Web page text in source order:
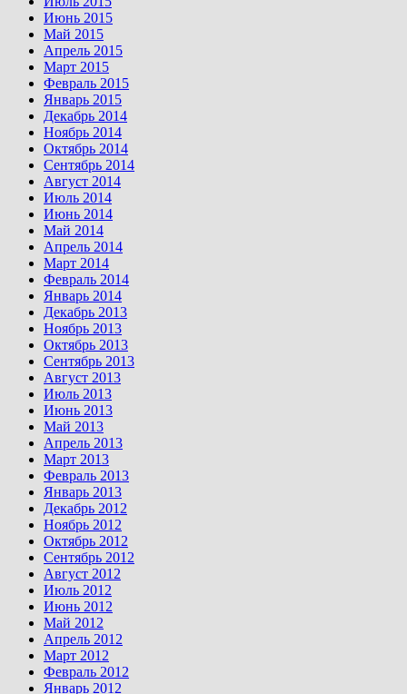
Июнь 2015
Май 2015
Апрель 2015
Март 2015
Февраль 2015
Январь 2015
Декабрь 2014
Ноябрь 2014
Октябрь 2014
Сентябрь 2014
Август 2014
Июль 2014
Июнь 2014
Май 2014
Апрель 2014
Март 2014
Февраль 2014
Январь 2014
Декабрь 2013
Ноябрь 2013
Октябрь 2013
Сентябрь 2013
Август 2013
Июль 2013
Июнь 2013
Май 2013
Апрель 2013
Март 2013
Февраль 2013
Январь 2013
Декабрь 2012
Ноябрь 2012
Октябрь 2012
Сентябрь 2012
Август 2012
Июль 2012
Июнь 2012
Май 2012
Апрель 2012
Март 2012
Февраль 2012
Январь 2012